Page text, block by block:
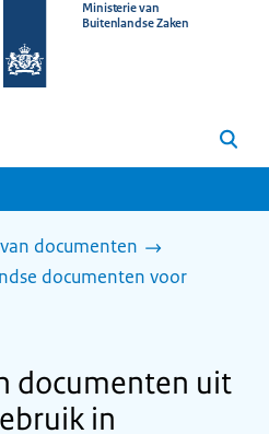
Ministerie van
Buitenlandse Zaken
Zoeken
documenten
documenten voor
documenten uit
in